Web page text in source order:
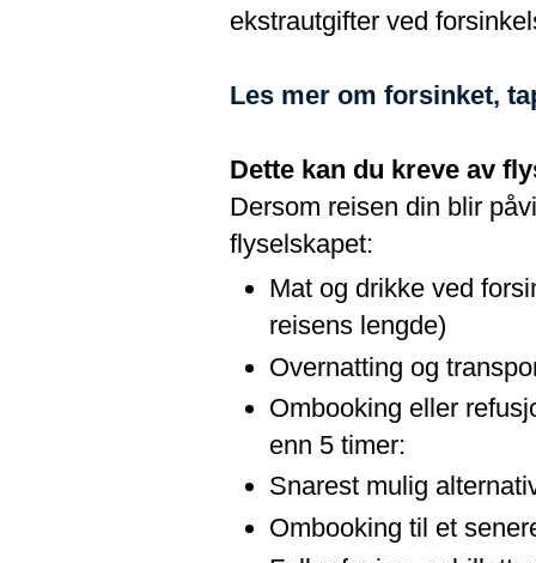
ekstrautgifter ved
Les mer om forsinket,
Dette kan du kreve av
Dersom reisen din blir
flyselskapet:
Mat og drikke ved
reisens lengde)
Overnatting og
Ombooking eller
enn 5 timer:
Snarest mulig
Ombooking til et